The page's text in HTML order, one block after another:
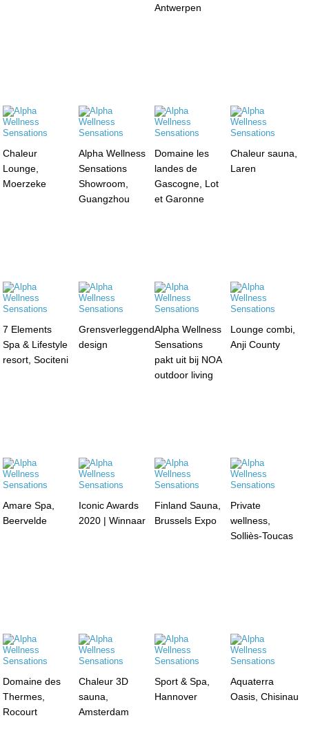
Antwerpen
Chaleur
Lounge,
Moerzeke
Alpha Wellness
Sensations
Showroom,
Guangzhou
Domaine les
landes de
Gascogne, Lot
et Garonne
Chaleur sauna,
Laren
7 Elements
Spa & Lifestyle
resort, Sociteni
Grensverleggend
design
Alpha Wellness
Sensations
pakt uit bij NOA
outdoor living
Lounge combi,
Anji County
Amare Spa,
Beervelde
Iconic Awards
2020 | Winnaar
Finland Sauna,
Brussels Expo
Private
wellness,
Solliès-Toucas
Domaine des
Thermes,
Rocourt
Chaleur 3D
sauna,
Amsterdam
Sport & Spa,
Hannover
Aquaterra
Oasis, Chisinau